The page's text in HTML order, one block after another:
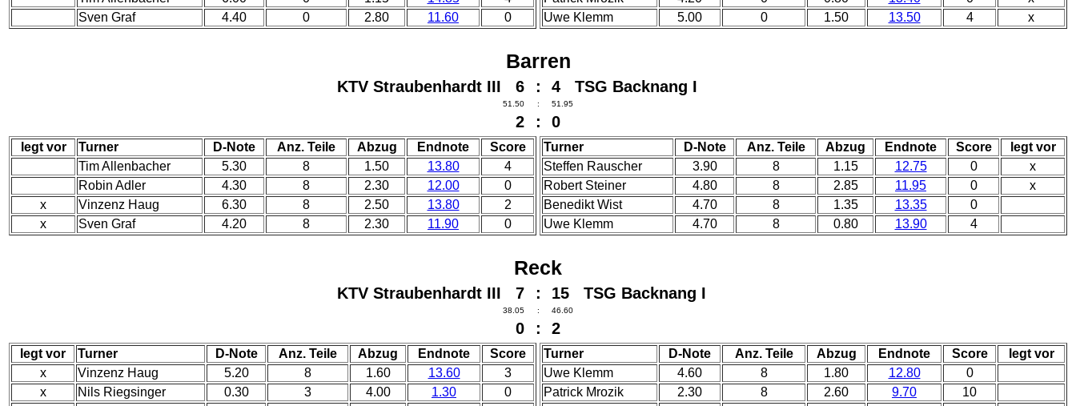
Sven Graf
4.40 0 2.80 11.60 0
Uwe Klemm
5.00 0 1.50 13.50 4 x
Barren
KTV Straubenhardt III 6 : 4 TSG Backnang I
51.50 : 51.95
2 : 0
legt vor Turner D-Note Anz. Teile Abzug Endnote
Score
Tim Allenbacher
5.30 8 1.50 13.80
4
Robin Adler
4.30 8 2.30 12.00
0
x
Vinzenz Haug 6.30 8 2.50 13.80
2
x
Sven Graf 4.20 8 2.30 11.90 0
Turner D-Note Anz. Teile Abzug Endnote Score
legt vor
Steffen Rauscher
3.90 8 1.15 12.75 0
x
Robert Steiner
4.80 8 2.85 11.95 0
x
Benedikt Wist
4.70 8 1.35 13.35
0
Uwe Klemm
4.70 8 0.80 13.90 4
Reck
KTV Straubenhardt III 7 : 15 TSG Backnang I
38.05 : 46.60
0 : 2
legt vor Turner D-Note Anz. Teile Abzug Endnote
Score
x
Vinzenz Haug 5.20 8 1.60 13.60
3
x
Nils Riegsinger 0.30 3 4.00 1.30
0
Turner D-Note Anz. Teile Abzug Endnote Score
legt vor
Uwe Klemm
4.60 8 1.80 12.80
0
Patrick Mrozik
2.30 8 2.60 9.70
10